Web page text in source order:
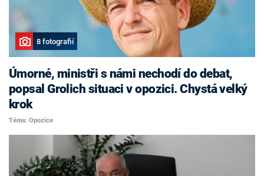
8 fotografií
Úmorné, ministři s námi nechodí do debat,
popsal Grolich situaci v opozici. Chystá velký
krok
Téma: Opozice